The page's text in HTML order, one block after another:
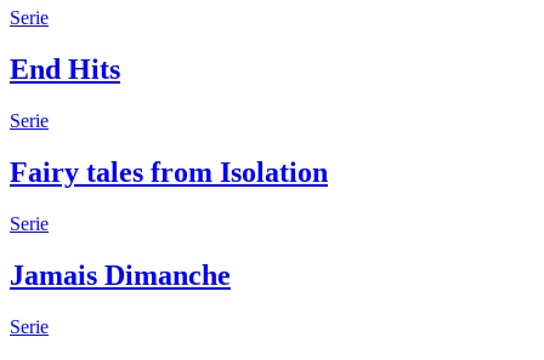
Serie
End Hits
Serie
Fairy tales from Isolation
Serie
Jamais Dimanche
Serie